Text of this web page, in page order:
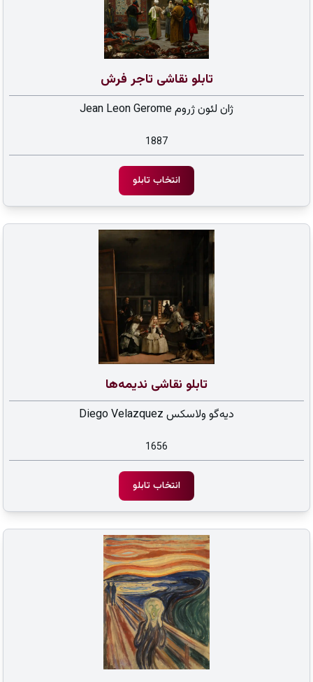
تابلو نقاشی تاجر فرش
ژان لئون ژروم Jean Leon Gerome
1887
انتخاب تابلو
تابلو نقاشی ندیمه‌ها
دیه‌گو ولاسکس Diego Velazquez
1656
انتخاب تابلو